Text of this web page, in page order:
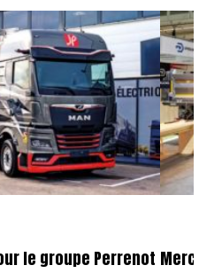
le groupe Perrenot